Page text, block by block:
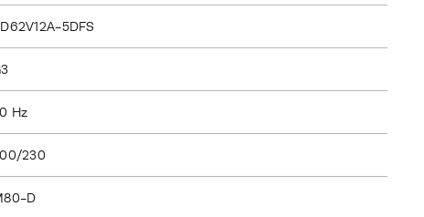
5DFS
Hz
230
D